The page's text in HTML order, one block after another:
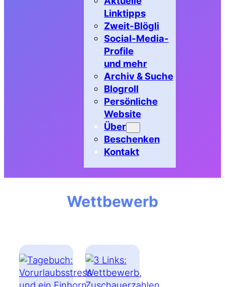
Linktipps
Zweit-Blögli
Social-Media-
Profile
und mehr
Archiv & Suche
Blogroll
Persönliche
Website
Über
Beschenken
Kontakt
Wettbewerb